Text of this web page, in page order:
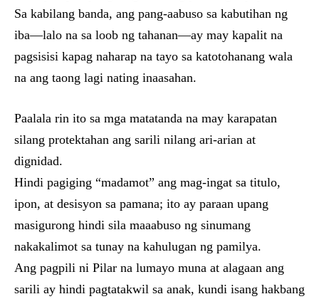
Sa kabilang banda, ang pang-aabuso sa kabutihan ng
iba—lalo na sa loob ng tahanan—ay may kapalit na
pagsisisi kapag naharap na tayo sa katotohanang wala
na ang taong lagi nating inaasahan.
Paalala rin ito sa mga matatanda na may karapatan
silang protektahan ang sarili nilang ari-arian at
dignidad.
Hindi pagiging “madamot” ang mag-ingat sa titulo,
ipon, at desisyon sa pamana; ito ay paraan upang
masigurong hindi sila maaabuso ng sinumang
nakakalimot sa tunay na kahulugan ng pamilya.
Ang pagpili ni Pilar na lumayo muna at alagaan ang
sarili ay hindi pagtatakwil sa anak, kundi isang hakbang